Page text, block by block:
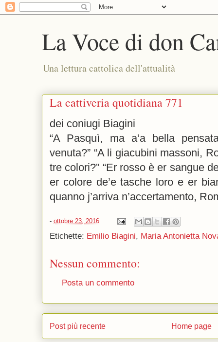
La Voce di don
Una lettura cattolica dell'attualità
La cattiveria quotidiana 771
dei coniugi Biagini
“A Pasquì, ma a’a bella
venuta?” “A li giacubini massoni,
tre colori?” “Er rosso è er sangue
er colore de’e tasche loro e er
quanno j’arriva n’accertamento,
- ottobre 23, 2016
Etichette: Emilio Biagini, Maria Antonietta
Nessun commento:
Posta un commento
Post più recente Home page